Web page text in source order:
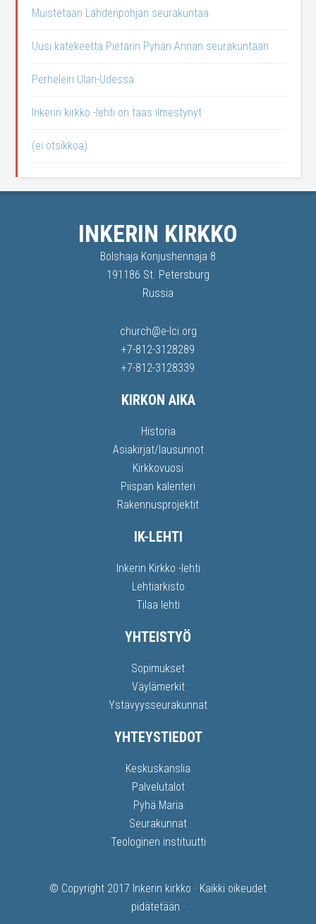
Muistetaan Lahdenpohjan seurakuntaa
Uusi katekeetta Pietarin Pyhän Annan seurakuntaan
Perheleiri Ulan-Udessa
Inkerin kirkko -lehti on taas ilmestynyt
(ei otsikkoa)
INKERIN KIRKKO
Bolshaja Konjushennaja 8
191186 St. Petersburg
Russia
church@e-lci.org
+7-812-3128289
+7-812-3128339
KIRKON AIKA
Historia
Asiakirjat/lausunnot
Kirkkovuosi
Piispan kalenteri
Rakennusprojektit
IK-LEHTI
Inkerin Kirkko -lehti
Lehtiarkisto
Tilaa lehti
YHTEISTYÖ
Sopimukset
Väylämerkit
Ystävyysseurakunnat
YHTEYSTIEDOT
Keskuskanslia
Palvelutalot
Pyhä Maria
Seurakunnat
Teologinen instituutti
© Copyright 2017 Inkerin kirkko · Kaikki oikeudet
pidätetään ·